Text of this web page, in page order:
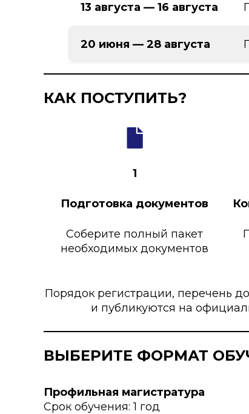
13 августа — 16 августа
20 июня — 28 августа
КАК ПОСТУПИТЬ?
1
Подготовка документов
Соберите полный пакет
необходимых документов
Порядок регистрации, перечень
и публикуются на
ВЫБЕРИТЕ ФОРМАТ
Профильная магистратура
Срок обучения: 1 год